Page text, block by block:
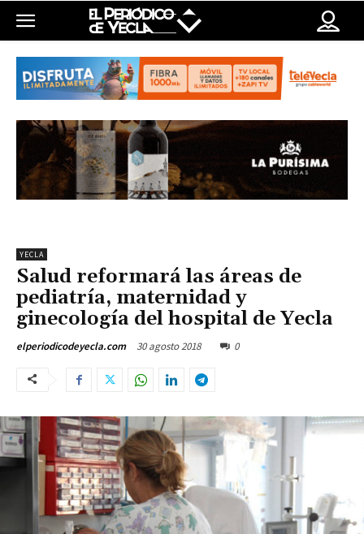
YECLA
Salud reformará las áreas de
pediatría, maternidad y
ginecología del hospital de Yecla
elperiodicodeyecla.com 30 agosto 2018 0